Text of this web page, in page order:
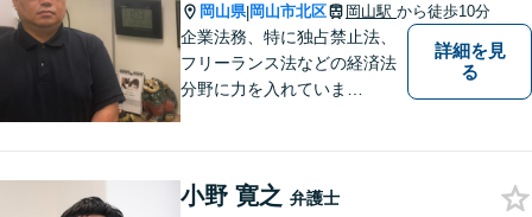
岡山県|岡山市北区 岡山駅 から徒歩10分
企業法務、特に独占禁止法、
フリーランス法などの経済法
分野に力を入れていま
詳細を見
る
小野 寛之 弁護士